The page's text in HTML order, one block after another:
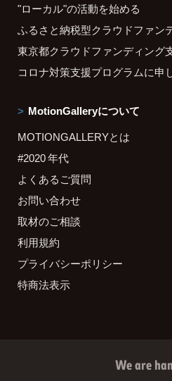
"ローカル"の活動を始める
ふるさと納税型クラウドファン
東京都クラウドファンディング
コロナ対策支援プログラムに申
MotionGalleryについて
MOTIONGALLERYとは
#2020 年代
よくあるご質問
お問い合わせ
取材のご相談
利用規約
プライバシーポリシー
特商法表示
We are